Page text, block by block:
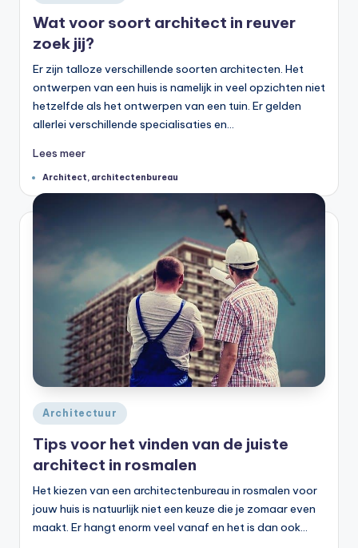
in
Wat voor soort architect in reuver
zoek jij?
Er zijn talloze verschillende soorten architecten. Het
ontwerpen van een huis is namelijk in veel opzichten niet
hetzelfde als het ontwerpen van een tuin. Er gelden
allerlei verschillende specialisaties en…
Lees meer
Tags:
Architect, architectenbureau
Geplaatst
in
Architectuur
Tips voor het vinden van de juiste
architect in rosmalen
Het kiezen van een architectenbureau in rosmalen voor
jouw huis is natuurlijk niet een keuze die je zomaar even
maakt. Er hangt enorm veel vanaf en het is dan ook…